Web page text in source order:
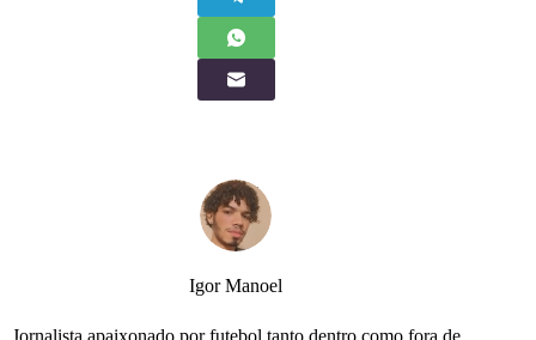
Igor Manoel
Jornalista,apaixonado por futebol tanto dentro como fora de